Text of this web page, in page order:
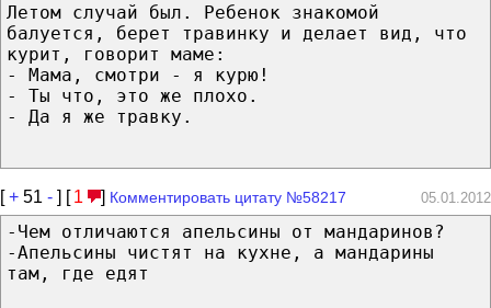
Летом случай был. Ребенок знакомой
балуется, берет травинку и делает вид, что
курит, говорит маме:
- Мама, смотри - я курю!
- Ты что, это же плохо.
- Да я же травку.
[+ 51 - ] [ 1 ] Комментировать цитату №58217 05.01.2012
-Чем отличаются апельсины от мандаринов?
-Апельсины чистят на кухне, а мандарины
там, где едят